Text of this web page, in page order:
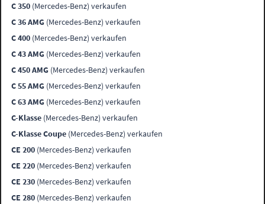
C 350 (Mercedes-Benz) verkaufen
C 36 AMG (Mercedes-Benz) verkaufen
C 400 (Mercedes-Benz) verkaufen
C 43 AMG (Mercedes-Benz) verkaufen
C 450 AMG (Mercedes-Benz) verkaufen
C 55 AMG (Mercedes-Benz) verkaufen
C 63 AMG (Mercedes-Benz) verkaufen
C-Klasse (Mercedes-Benz) verkaufen
C-Klasse Coupe (Mercedes-Benz) verkaufen
CE 200 (Mercedes-Benz) verkaufen
CE 220 (Mercedes-Benz) verkaufen
CE 230 (Mercedes-Benz) verkaufen
CE 280 (Mercedes-Benz) verkaufen